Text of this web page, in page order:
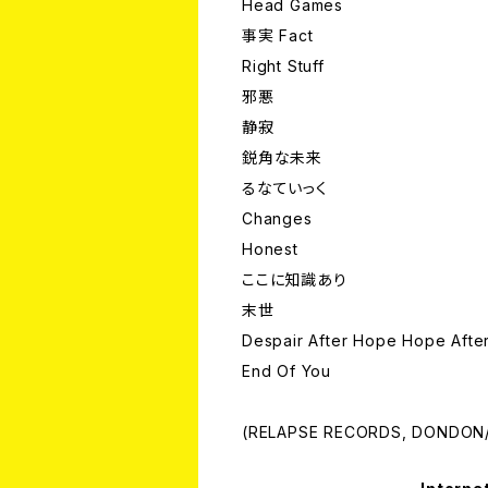
Head Games
事実 Fact
Right Stuff
邪悪
静寂
鋭角な未来
るなていっく
Changes
Honest
ここに知識あり
末世
Despair After Hope Hope
End Of You
(RELAPSE RECORDS,